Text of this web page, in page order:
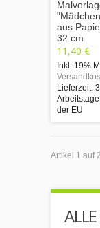
aus
32 cm
11,40 €
Inkl. 19%
Lieferzeit:
der EU
Artikel 1 auf